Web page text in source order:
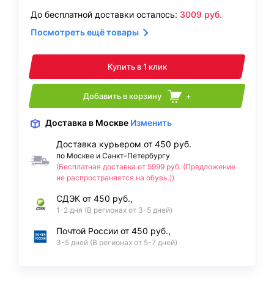
До бесплатной доставки осталось: 3009 руб.
Посмотреть ещё товары
Купить в 1 клик
Добавить в корзину +
Доставка в Москве Изменить
Доставка курьером от 450 руб.
по Москве и Санкт-Петербургу
(Бесплатная доставка от 5999 руб. (Предложение
не распространяется на обувь.))
СДЭК от 450 руб.,
1-2 дня (В регионах от 3-5 дней)
Почтой России от 450 руб.,
3-5 дней (В регионах от 5-7 дней)